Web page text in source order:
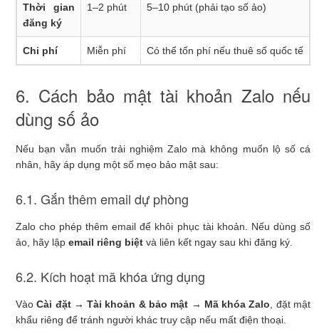
Thời gian
đăng ký
1–2 phút 5–10 phút (phải tạo số ảo)
Chi phí Miễn phí Có thể tốn phí nếu thuê số quốc tế
6. Cách bảo mật tài khoản Zalo nếu
dùng số ảo
Nếu bạn vẫn muốn trải nghiệm Zalo mà không muốn lộ số cá
nhân, hãy áp dụng một số mẹo bảo mật sau:
6.1. Gắn thêm email dự phòng
Zalo cho phép thêm email để khôi phục tài khoản. Nếu dùng số
ảo, hãy lập email riêng biệt và liên kết ngay sau khi đăng ký.
6.2. Kích hoạt mã khóa ứng dụng
VàoCài đặt → Tài khoản & bảo mật → Mã khóa Zalo , đặt mật
khẩu riêng để tránh người khác truy cập nếu mất điện thoại.